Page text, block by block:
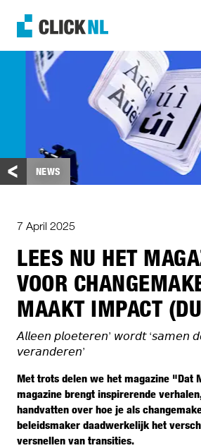
SUPPORT
INSPIRATION
BACKGROUND INFORMATION
NEWS
7 April 2025
LEES NU HET
VOOR
MAAKT IMPACT
𝘈𝘭𝘭𝘦𝘦𝘯 𝘱𝘭𝘰𝘦𝘵𝘦𝘳𝘦𝘯’ 𝘸𝘰𝘳𝘥𝘵 ‘𝘴𝘢𝘮𝘦𝘯
𝘷𝘦𝘳𝘢𝘯𝘥𝘦𝘳𝘦𝘯’
Met trots delen we het magazine "Dat
magazine brengt inspirerende
handvatten over hoe je als
beleidsmaker daadwerkelijk het
versnellen van transities.